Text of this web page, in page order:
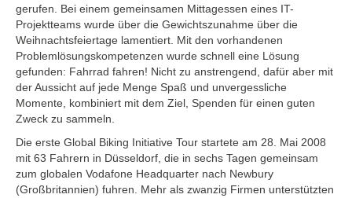
gerufen. Bei einem gemeinsamen Mittagessen eines IT-
Projektteams wurde über die Gewichtszunahme über die
Weihnachtsfeiertage lamentiert. Mit den vorhandenen
Problemlösungskompetenzen wurde schnell eine Lösung
gefunden: Fahrrad fahren! Nicht zu anstrengend, dafür aber mit
der Aussicht auf jede Menge Spaß und unvergessliche
Momente, kombiniert mit dem Ziel, Spenden für einen guten
Zweck zu sammeln.
Die erste Global Biking Initiative Tour startete am 28. Mai 2008
mit 63 Fahrern in Düsseldorf, die in sechs Tagen gemeinsam
zum globalen Vodafone Headquarter nach Newbury
(Großbritannien) fuhren. Mehr als zwanzig Firmen unterstützten